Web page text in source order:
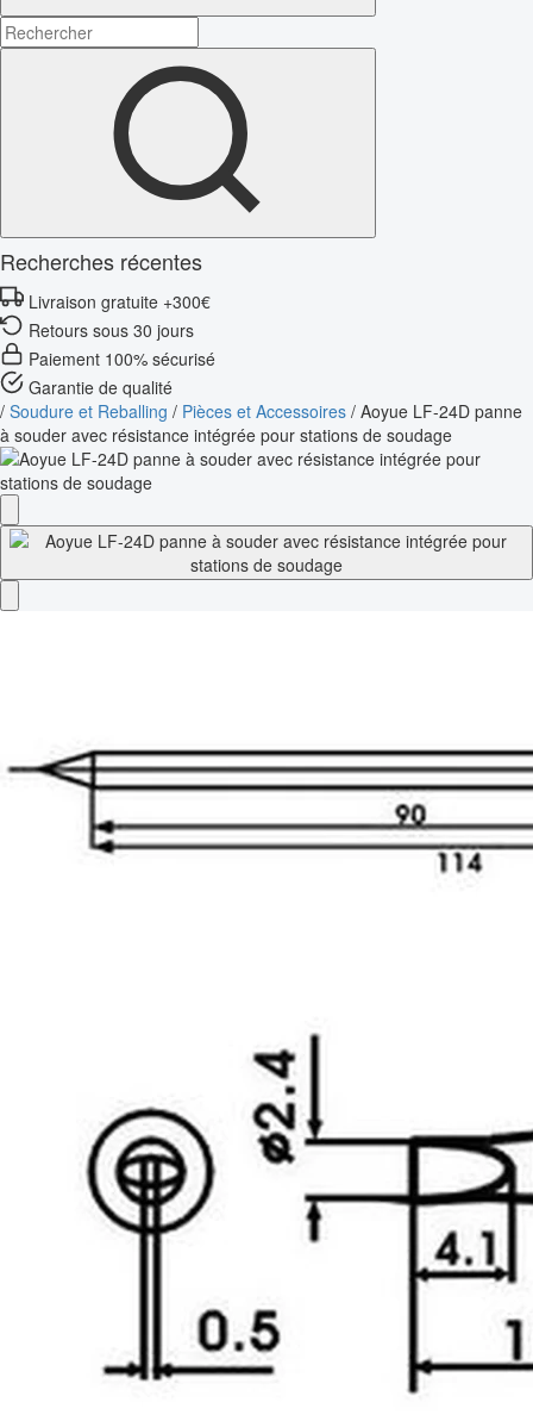
Recherches récentes
Livraison gratuite +300€
Retours sous 30 jours
Paiement 100% sécurisé
Garantie de qualité
/ Soudure et Reballing / Pièces et Accessoires / Aoyue LF-24D panne
à souder avec résistance intégrée pour stations de soudage